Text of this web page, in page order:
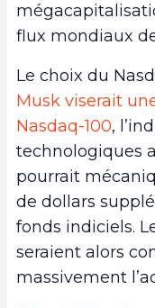
flux mondiaux
Le choix du
Musk viserait
Nasdaq-100,
technologiques
pourrait
de dollars
fonds indiciels.
seraient alors
massivement